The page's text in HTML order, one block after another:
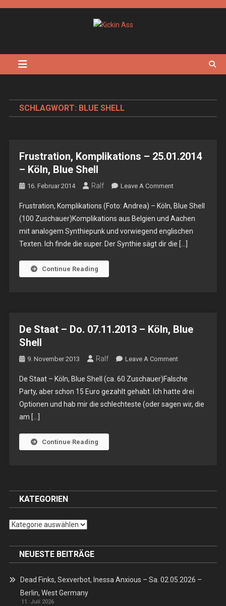
SCHLAGWORT: BLUE SHELL
Frustration, Komplikations – 25.01.2014
– Köln, Blue Shell
16. Februar 2014 Ralf Leave A CommentOn
Komplikations
–
25.01.2014
–
Frustration, Komplikations (Foto: Andrea) – Köln, Blue Shell
(100 Zuschauer)Komplikations aus Belgien und Aachen
mit analogem Synthiepunk und vorwiegend englischen
Texten. Ich finde die super. Der Synthie sägt dir die […]
Continue Reading
De Staat – Do. 07.11.2013 – Köln, Blue
Shell
9. November 2013 Ralf Leave A CommentOn
Staat
–
Do.
De Staat – Köln, Blue Shell (ca. 60 Zuschauer)Falsche
Party, aber schon 15 Euro gezahlt gehabt. Ich hatte drei
Optionen und hab mir die schlechteste (oder sagen wir, die
am […]
Continue Reading
KATEGORIEN
Kategorien
NEUESTE BEITRÄGE
Dead Finks, Sexverbot, Inessa Anxious – Sa. 02.05.2026 –
Berlin, West Germany
11. Juli 2026